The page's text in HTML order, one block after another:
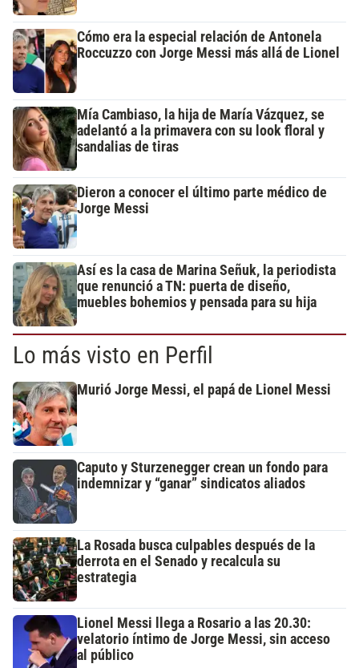
Cómo era la especial relación de Antonela
Roccuzzo con Jorge Messi más allá de Lionel
Mía Cambiaso, la hija de María Vázquez, se
adelantó a la primavera con su look floral y
sandalias de tiras
Dieron a conocer el último parte médico de
Jorge Messi
Así es la casa de Marina Señuk, la periodista
que renunció a TN: puerta de diseño,
muebles bohemios y pensada para su hija
Lo más visto en Perfil
Murió Jorge Messi, el papá de Lionel Messi
Caputo y Sturzenegger crean un fondo para
indemnizar y “ganar” sindicatos aliados
La Rosada busca culpables después de la
derrota en el Senado y recalcula su
estrategia
Lionel Messi llega a Rosario a las 20.30:
velatorio íntimo de Jorge Messi, sin acceso
al público